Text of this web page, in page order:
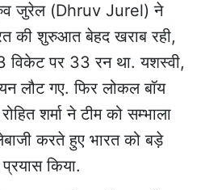
जुरेल (Dhruv Jurel) ने
की शुरुआत बेहद खराब रही,
विकेट पर 33 रन था. यशस्वी,
लौट गए. फिर लोकल बॉय
शर्मा ने टीम को सम्भाला
करते हुए भारत को बड़े
किया.